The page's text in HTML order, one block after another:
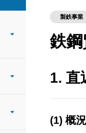
製鉄事業
鉄
1. 直
(1) 概況